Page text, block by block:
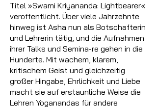
Titel »Swami Kriyananda: Lightbearer«
veröffentlicht. Über viele Jahrzehnte
hinweg ist Asha nun als Botschafterin
und Lehrerin tätig, und die Aufnahmen
ihrer Talks und Semina-re gehen in die
Hunderte. Mit wachem, klarem,
kritischem Geist und gleichzeitig
großer Hingabe, Ehrlichkeit und Liebe
macht sie auf erstaunliche Weise die
Lehren Yoganandas für andere